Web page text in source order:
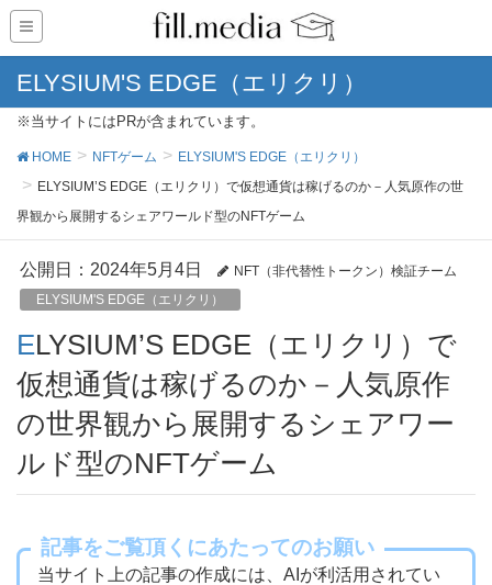
ELYSIUM'S EDGE（エリクリ）
※当サイトにはPRが含まれています。
HOME NFTゲーム
ELYSIUM'S EDGE（エリクリ）
ELYSIUM’S EDGE（エリクリ）で仮想通貨は稼げるのか－人気原作の世
界観から展開するシェアワールド型のNFTゲーム
公開日： 2024年5月4日
NFT（非代替性トークン）検証チーム
ELYSIUM'S EDGE（エリクリ）
ELYSIUM’S EDGE（エリクリ）で
仮想通貨は稼げるのか－人気原作
の世界観から展開するシェアワー
ルド型のNFTゲーム
記事をご覧頂くにあたってのお願い
当サイト上の記事の作成には、AIが利活用されてい